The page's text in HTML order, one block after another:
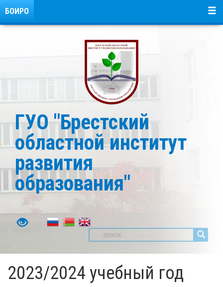
ГУО "Брестский
областной институт
развития
образования"
БОИРО
2023/2024 учебный год